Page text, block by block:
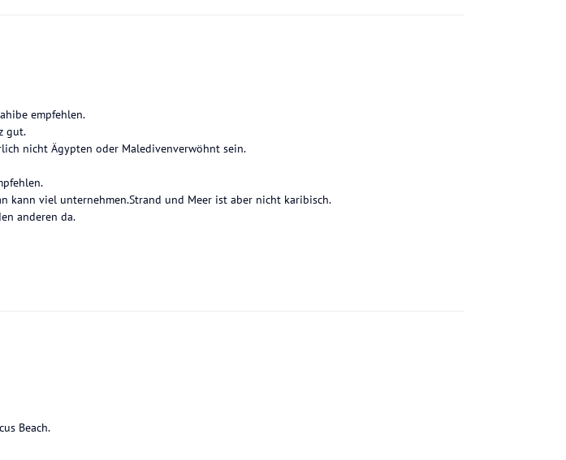
empfehlen.
gut.
nicht Ägypten oder Maledivenverwöhnt sein.
kann viel unternehmen.Strand und Meer ist aber nicht karibisch.
anderen da.
Beach.